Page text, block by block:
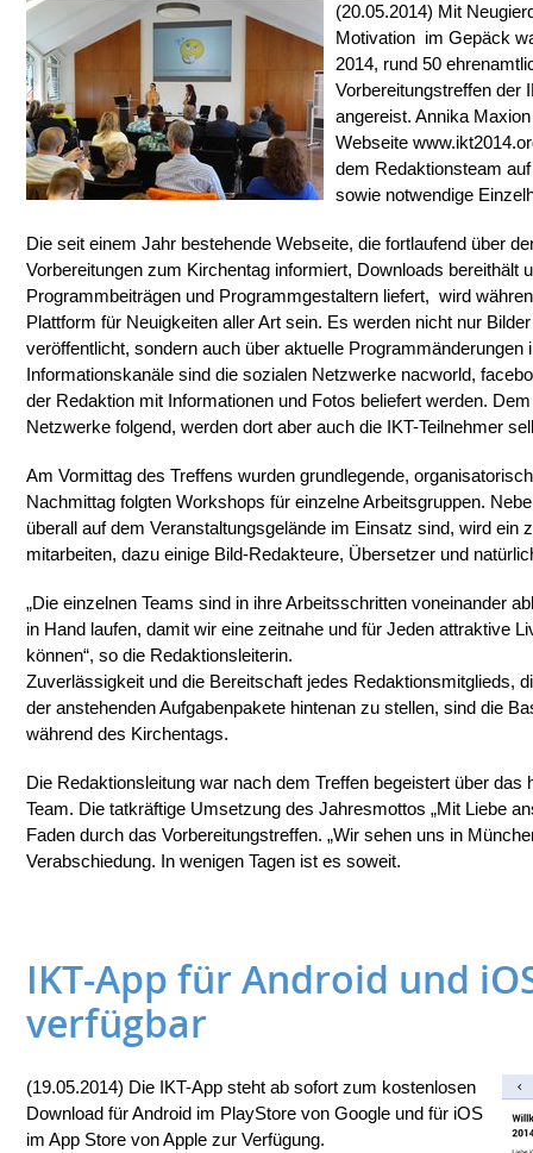
(20.05.2014) Mit
Motivation im Gepäck
2014, rund 50
Vorbereitungstreffen der
angereist. Annika
Webseite
dem Redaktionsteam
sowie notwendige
Die seit einem Jahr bestehende Webseite, die fortlaufend über
Vorbereitungen zum Kirchentag informiert, Downloads bereithält
Programmbeiträgen und Programmgestaltern liefert, wird
Plattform für Neuigkeiten aller Art sein. Es werden nicht nur
veröffentlicht, sondern auch über aktuelle Programmänderungen
Informationskanäle sind die sozialen Netzwerke nacworld,
der Redaktion mit Informationen und Fotos beliefert werden.
Netzwerke folgend, werden dort aber auch die IKT-Teilnehmer
Am Vormittag des Treffens wurden grundlegende,
Nachmittag folgten Workshops für einzelne Arbeitsgruppen.
überall auf dem Veranstaltungsgelände im Einsatz sind, wird ein
mitarbeiten, dazu einige Bild-Redakteure, Übersetzer und
„Die einzelnen Teams sind in ihre Arbeitsschritten voneinander
in Hand laufen, damit wir eine zeitnahe und für Jeden attraktive
können“, so die Redaktionsleiterin.
Zuverlässigkeit und die Bereitschaft jedes Redaktionsmitglieds,
der anstehenden Aufgabenpakete hintenan zu stellen, sind die
während des Kirchentags.
Die Redaktionsleitung war nach dem Treffen begeistert über das
Team. Die tatkräftige Umsetzung des Jahresmottos „Mit Liebe
Faden durch das Vorbereitungstreffen. „Wir sehen uns in
Verabschiedung. In wenigen Tagen ist es soweit.
IKT-App für Android und
verfügbar
(19.05.2014) Die IKT-App steht ab sofort zum kostenlosen
Download für Android im PlayStore von Google und für iOS
im App Store von Apple zur Verfügung.